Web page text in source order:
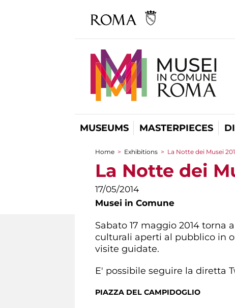
MUSEUMS MASTERPIECES
You are here
Home > Exhibitions > La Notte dei Musei
La Notte dei
17/05/2014
Musei in Comune
Sabato 17 maggio 2014 torna
culturali aperti al pubblico in
visite guidate.
E' possibile seguire la diretta
PIAZZA DEL CAMPIDOGLIO